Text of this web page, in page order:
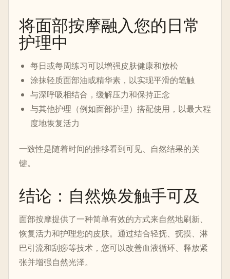
将面部按摩融入您的日常
护理中
每日或每周练习可以增强皮肤健康和放松
涂抹轻质面部油或精华素，以实现平滑的笔触
与深呼吸相结合，缓解压力和保持正念
与其他护理（例如面部护理）搭配使用，以最大程
度地恢复活力
一致性是随着时间的推移看到可见、自然结果的关
键。
结论：自然焕发触手可及
面部按摩提供了一种简单有效的方式来自然地刷新、
恢复活力和护理您的皮肤。通过结合轻抚、抚摸、淋
巴引流和刮痧等技术，您可以改善血液循环、释放紧
张并增强自然光泽。